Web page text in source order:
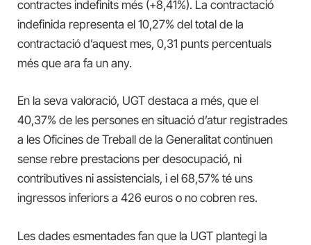
contractes indefinits més (+8,41%). La contractació
indefinida representa el 10,27% del total de la
contractació d’aquest mes, 0,31 punts percentuals
més que ara fa un any.
En la seva valoració, UGT destaca a més, que el
40,37% de les persones en situació d’atur registrades
a les Oficines de Treball de la Generalitat continuen
sense rebre prestacions per desocupació, ni
contributives ni assistencials, i el 68,57% té uns
ingressos inferiors a 426 euros o no cobren res.
Les dades esmentades fan que la UGT plantegi la